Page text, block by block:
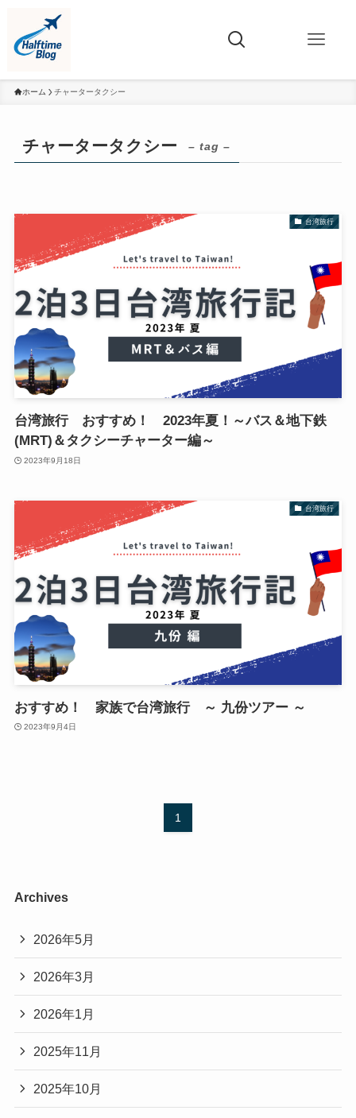
ホーム チャータータクシー
チャータータクシー – tag –
台湾旅行
台湾旅行 おすすめ！ 2023年夏！～バス＆地下鉄
(MRT)＆タクシーチャーター編～
2023年9月18日
台湾旅行
おすすめ！ 家族で台湾旅行 ～ 九份ツアー ～
2023年9月4日
1
Archives
2026年5月
2026年3月
2026年1月
2025年11月
2025年10月